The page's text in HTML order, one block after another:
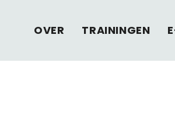
OVER TRAININGEN